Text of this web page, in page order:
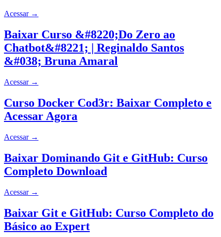
Acessar →
Baixar Curso &#8220;Do Zero ao
Chatbot&#8221; | Reginaldo Santos
&#038; Bruna Amaral
Acessar →
Curso Docker Cod3r: Baixar Completo e
Acessar Agora
Acessar →
Baixar Dominando Git e GitHub: Curso
Completo Download
Acessar →
Baixar Git e GitHub: Curso Completo do
Básico ao Expert